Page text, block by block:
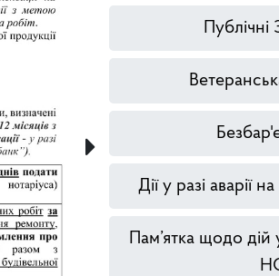
Публічні
Дії у разі аварії
Пам’ятка щодо дій